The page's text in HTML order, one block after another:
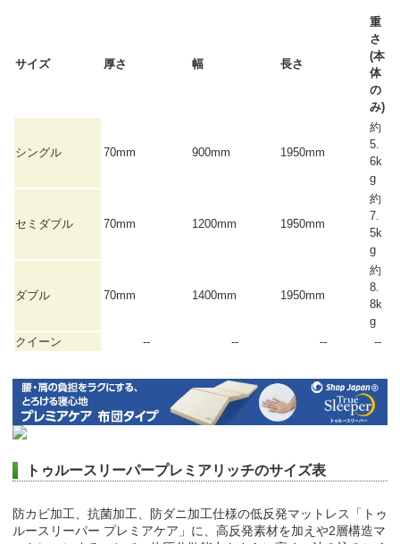
サイズ 厚さ 幅 長さ
重
さ
(本
体
の
み)
シングル 70mm 900mm 1950mm
約
5.
6k
g
セミダブル 70mm 1200mm 1950mm
約
7.
5k
g
ダブル 70mm 1400mm 1950mm
約
8.
8k
g
クイーン
-- -- -- --
トゥルースリーパープレミアリッチのサイズ表
防カビ加工、抗菌加工、防ダニ加工仕様の低反発マットレス「トゥ
ルースリーパー プレミアケア」に、高反発素材を加えや2層構造マ